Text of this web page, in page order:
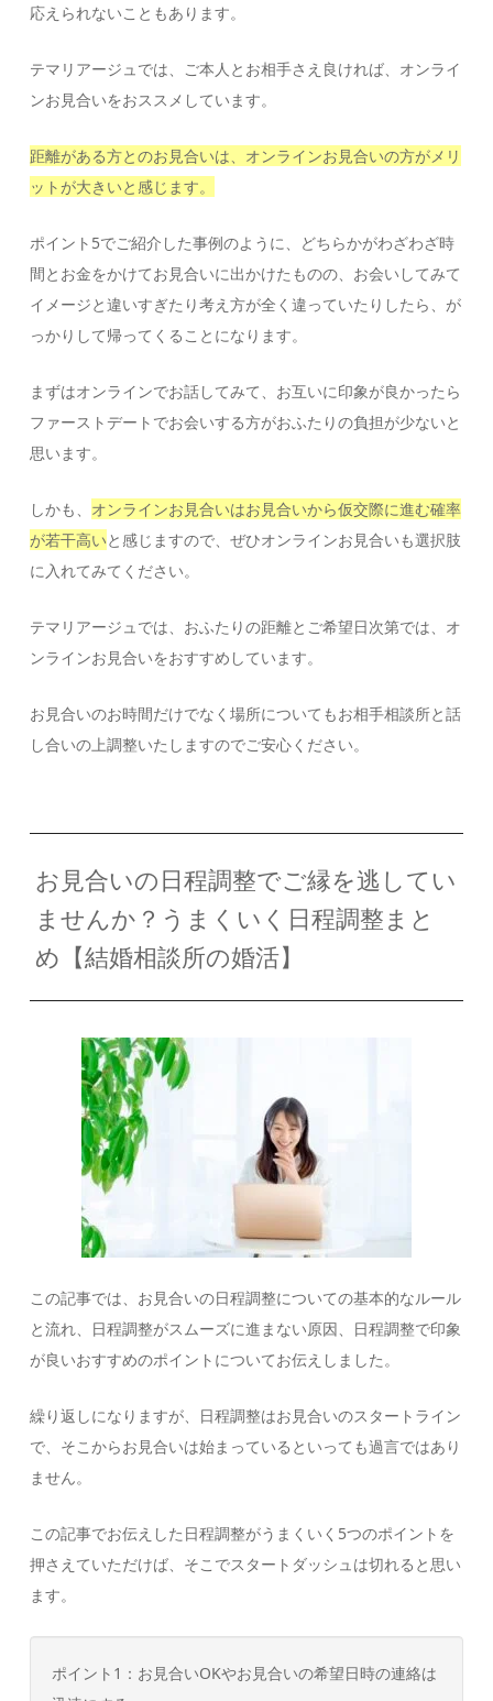
応えられないこともあります。
テマリアージュでは、ご本人とお相手さえ良ければ、オンライ
ンお見合いをおススメしています。
距離がある方とのお見合いは、オンラインお見合いの方がメリ
ットが大きいと感じます。
ポイント5でご紹介した事例のように、どちらかがわざわざ時
間とお金をかけてお見合いに出かけたものの、お会いしてみて
イメージと違いすぎたり考え方が全く違っていたりしたら、が
っかりして帰ってくることになります。
まずはオンラインでお話してみて、お互いに印象が良かったら
ファーストデートでお会いする方がおふたりの負担が少ないと
思います。
しかも、 オンラインお見合いはお見合いから仮交際に進む確率
が若干高いと感じますので、ぜひオンラインお見合いも選択肢
に入れてみてください。
テマリアージュでは、おふたりの距離とご希望日次第では、オ
ンラインお見合いをおすすめしています。
お見合いのお時間だけでなく場所についてもお相手相談所と話
し合いの上調整いたしますのでご安心ください。
お見合いの日程調整でご縁を逃してい
ませんか？うまくいく日程調整まと
め【結婚相談所の婚活】
この記事では、お見合いの日程調整についての基本的なルール
と流れ、日程調整がスムーズに進まない原因、日程調整で印象
が良いおすすめのポイントについてお伝えしました。
繰り返しになりますが、日程調整はお見合いのスタートライン
で、そこからお見合いは始まっているといっても過言ではあり
ません。
この記事でお伝えした日程調整がうまくいく5つのポイントを
押さえていただけば、そこでスタートダッシュは切れると思い
ます。
ポイント1：お見合いOKやお見合いの希望日時の連絡は